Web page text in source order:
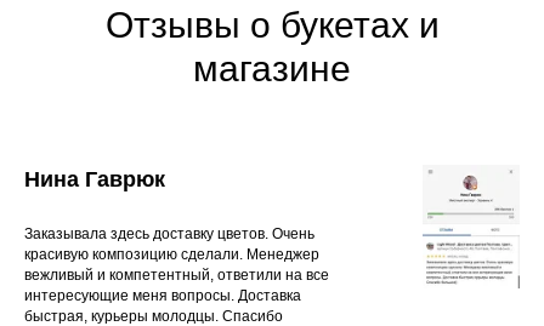
Отзывы о букетах и
магазине
Нина Гаврюк
Заказывала здесь доставку цветов. Очень
красивую композицию сделали. Менеджер
вежливый и компетентный, ответили на все
интересующие меня вопросы. Доставка
быстрая, курьеры молодцы. Спасибо